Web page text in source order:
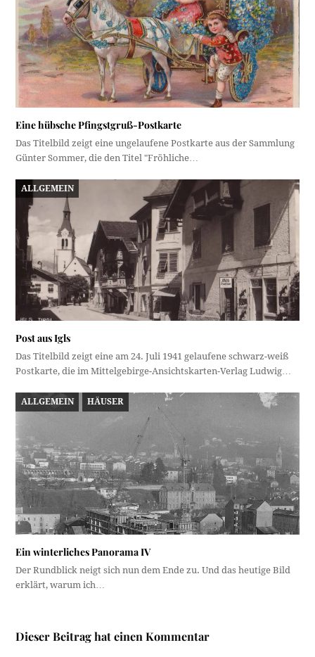
Eine hübsche Pfingstgruß-Postkarte
Das Titelbild zeigt eine ungelaufene Postkarte aus der Sammlung
Günter Sommer, die den Titel "Fröhliche…
ALLGEMEIN
Post aus Igls
Das Titelbild zeigt eine am 24. Juli 1941 gelaufene schwarz-weiß
Postkarte, die im Mittelgebirge-Ansichtskarten-Verlag Ludwig…
ALLGEMEIN HÄUSER
Ein winterliches Panorama IV
Der Rundblick neigt sich nun dem Ende zu. Und das heutige Bild
erklärt, warum ich…
Dieser Beitrag hat einen Kommentar